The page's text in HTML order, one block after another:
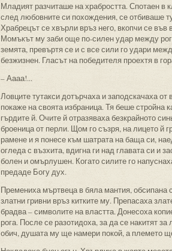
Младият разчиташе на храбростта. Спотаен в
след любовните си похождения, се отбиваше
Храбрецът се хвърли връз него, вкопчи се във
Момъкът му заби още по-силен удар между
земята, превъртя се и с все сили го удари
безжизнен. Гласът на победителя проехтя в
– Аааа!...
Ловците тутакси дотърчаха и заподскачаха от
покаже на своята избраница. Тя беше стройна
гърдите й. Очите й отразяваха безкрайното
броеница от перли. Щом го съзря, на лицето й
рамене и я понесе към шатрата на баща си,
огледа с възхита, вдигна ги над главата си и
болен и омърлушен. Когато силите го
предаде Богу дух.
Премениха мъртвеца в бяла мантия, обсипана
златни гривни връз китките му. Препасаха
брадва – символите на властта. Донесоха
рога. После се разотидоха, за да се накитят
обич, душата му ще намери покой, а племето